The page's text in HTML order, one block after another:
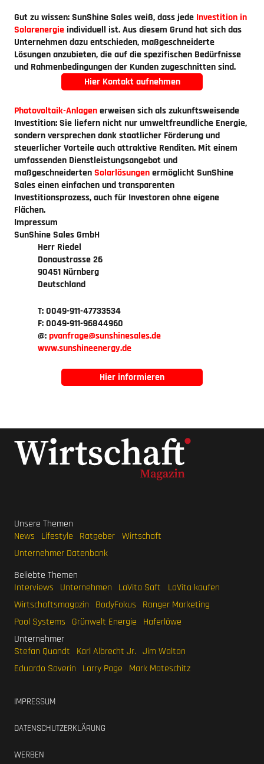
Gut zu wissen:SunShine Sales weiß, dass jede Investition in
Solarenergie individuell ist. Aus diesem Grund hat sich das
Unternehmen dazu entschieden, maßgeschneiderte
Lösungen anzubieten, die auf die spezifischen Bedürfnisse
und Rahmenbedingungen der Kunden zugeschnitten sind.
Hier Kontakt aufnehmen
Photovoltaik-Anlagenerweisen sich als zukunftsweisende
Investition: Sie liefern nicht nur umweltfreundliche Energie,
sondern versprechen dank staatlicher Förderung und
steuerlicher Vorteile auch attraktive Renditen. Mit einem
umfassenden Dienstleistungsangebot und
maßgeschneidertenSolarlösungenermöglicht SunShine
Sales einen einfachen und transparenten
Investitionsprozess, auch für Investoren ohne eigene
Flächen.
Impressum
SunShine Sales GmbH
Herr Riedel
Donaustrasse 26
90451 Nürnberg
Deutschland
T: 0049-911-47733534
F: 0049-911-96844960
@:pvanfrage sunshinesales.de
www.sunshineenergy.de
Hier informieren
Unsere Themen
News
Lifestyle Ratgeber Wirtschaft
Unternehmer Datenbank
Beliebte Themen
Interviews
Unternehmen LaVita Saft
LaVita kaufen
Wirtschaftsmagazin
BodyFokus
Ranger Marketing
Pool Systems
Grünwelt Energie
Haferlöwe
Unternehmer
Stefan Quandt
Karl Albrecht Jr. Jim Walton
Eduardo Saverin
Larry Page Mark Mateschitz
IMPRESSUM
DATENSCHUTZERKLÄRUNG
WERBEN